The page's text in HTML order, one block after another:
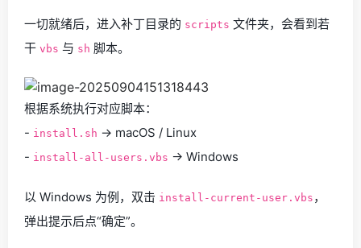
一切就绪后，进入补丁目录的 scripts 文件夹，会看到若
干 vbs 与 sh 脚本。
根据系统执行对应脚本：
- install.sh → macOS / Linux
- install-all-users.vbs → Windows
以 Windows 为例，双击 install-current-user.vbs ，
弹出提示后点“确定”。